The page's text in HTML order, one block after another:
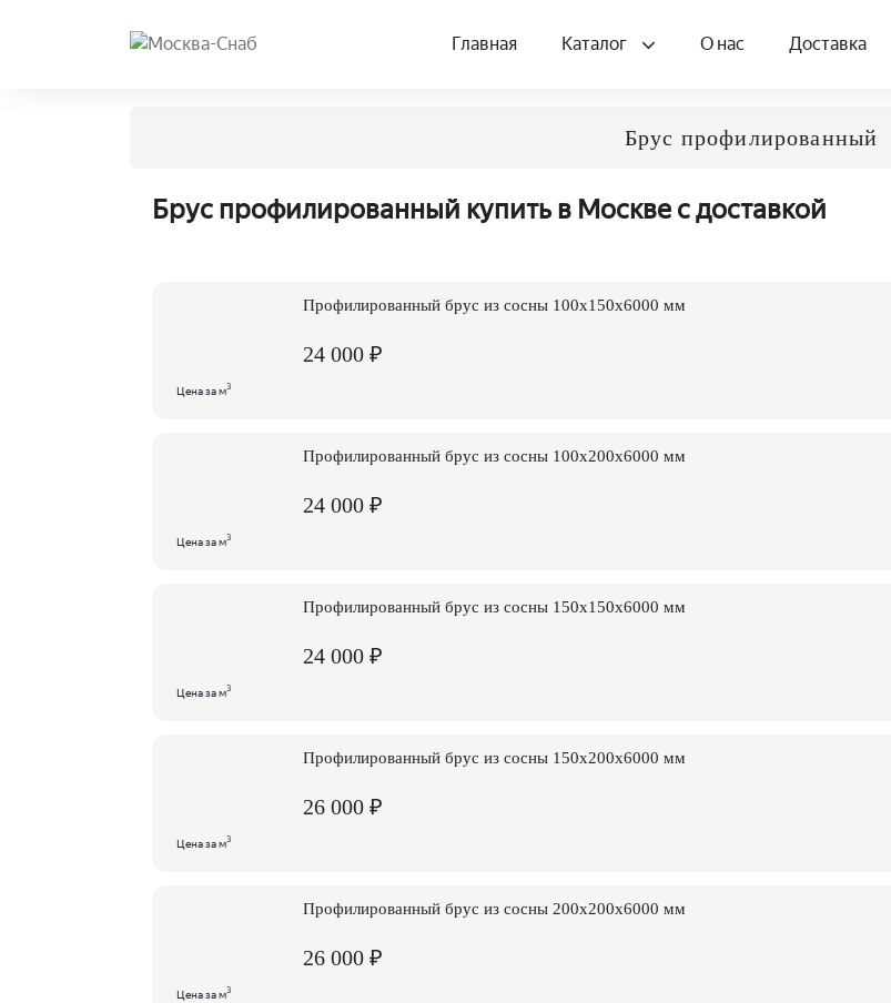
Главная Каталог О нас Доставка
Брус профилированный
Брус профилированный купить в Москве с доставкой
Цена за м3
Профилированный брус из сосны 100x150x6000 мм
24 000 ₽
Цена за м3
Профилированный брус из сосны 100x200x6000 мм
24 000 ₽
Цена за м3
Профилированный брус из сосны 150x150x6000 мм
24 000 ₽
Цена за м3
Профилированный брус из сосны 150x200x6000 мм
26 000 ₽
Цена за м3
Профилированный брус из сосны 200x200x6000 мм
26 000 ₽